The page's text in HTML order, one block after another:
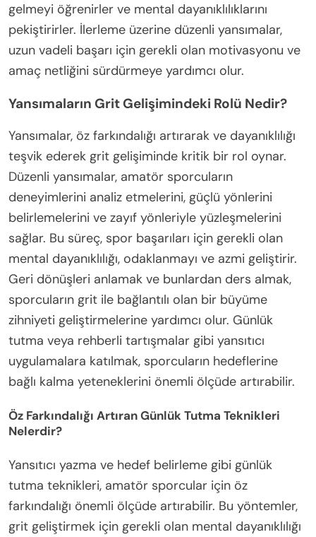
gelmeyi öğrenirler ve mental dayanıklılıklarını
pekiştirirler. İlerleme üzerine düzenli yansımalar,
uzun vadeli başarı için gerekli olan motivasyonu ve
amaç netliğini sürdürmeye yardımcı olur.
Yansımaların Grit Gelişimindeki Rolü Nedir?
Yansımalar, öz farkındalığı artırarak ve dayanıklılığı
teşvik ederek grit gelişiminde kritik bir rol oynar.
Düzenli yansımalar, amatör sporcuların
deneyimlerini analiz etmelerini, güçlü yönlerini
belirlemelerini ve zayıf yönleriyle yüzleşmelerini
sağlar. Bu süreç, spor başarıları için gerekli olan
mental dayanıklılığı, odaklanmayı ve azmi geliştirir.
Geri dönüşleri anlamak ve bunlardan ders almak,
sporcuların grit ile bağlantılı olan bir büyüme
zihniyeti geliştirmelerine yardımcı olur. Günlük
tutma veya rehberli tartışmalar gibi yansıtıcı
uygulamalara katılmak, sporcuların hedeflerine
bağlı kalma yeteneklerini önemli ölçüde artırabilir.
Öz Farkındalığı Artıran Günlük Tutma Teknikleri
Nelerdir?
Yansıtıcı yazma ve hedef belirleme gibi günlük
tutma teknikleri, amatör sporcular için öz
farkındalığı önemli ölçüde artırabilir. Bu yöntemler,
grit geliştirmek için gerekli olan mental dayanıklılığı